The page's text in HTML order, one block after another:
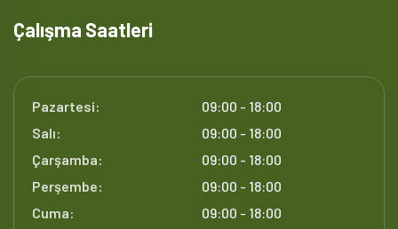
Çalışma Saatleri
Pazartesi:
09:00 - 18:00
Salı:
09:00 - 18:00
Çarşamba:
09:00 - 18:00
Perşembe:
09:00 - 18:00
Cuma:
09:00 - 18:00